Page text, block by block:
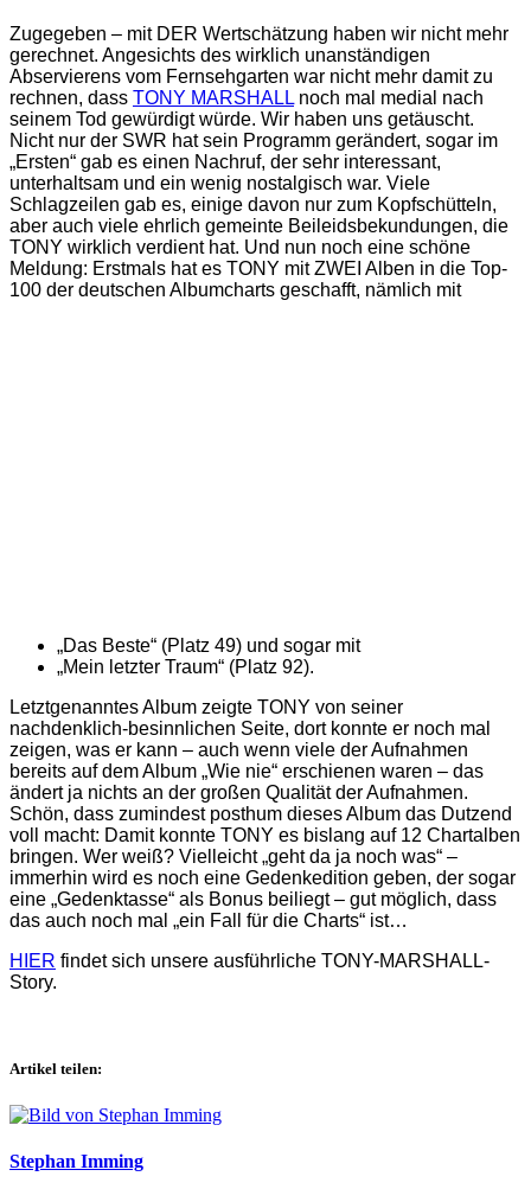
Zugegeben – mit DER Wertschätzung haben wir nicht mehr
gerechnet. Angesichts des wirklich unanständigen
Abservierens vom Fernsehgarten war nicht mehr damit zu
rechnen, dass TONY MARSHALL noch mal medial nach
seinem Tod gewürdigt würde. Wir haben uns getäuscht.
Nicht nur der SWR hat sein Programm gerändert, sogar im
„Ersten“ gab es einen Nachruf, der sehr interessant,
unterhaltsam und ein wenig nostalgisch war. Viele
Schlagzeilen gab es, einige davon nur zum Kopfschütteln,
aber auch viele ehrlich gemeinte Beileidsbekundungen, die
TONY wirklich verdient hat. Und nun noch eine schöne
Meldung: Erstmals hat es TONY mit ZWEI Alben in die Top-
100 der deutschen Albumcharts geschafft, nämlich mit
„Das Beste“ (Platz 49) und sogar mit
„Mein letzter Traum“ (Platz 92).
Letztgenanntes Album zeigte TONY von seiner
nachdenklich-besinnlichen Seite, dort konnte er noch mal
zeigen, was er kann – auch wenn viele der Aufnahmen
bereits auf dem Album „Wie nie“ erschienen waren – das
ändert ja nichts an der großen Qualität der Aufnahmen.
Schön, dass zumindest posthum dieses Album das Dutzend
voll macht: Damit konnte TONY es bislang auf 12 Chartalben
bringen. Wer weiß? Vielleicht „geht da ja noch was“ –
immerhin wird es noch eine Gedenkedition geben, der sogar
eine „Gedenktasse“ als Bonus beiliegt – gut möglich, dass
das auch noch mal „ein Fall für die Charts“ ist…
HIER findet sich unsere ausführliche TONY-MARSHALL-
Story.
Artikel teilen:
Stephan Imming